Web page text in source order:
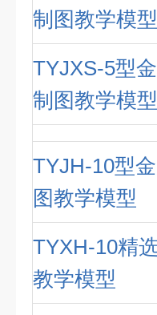
制图教学模型
TYJXS-5型
制图教学模型
TYJH-10型
图教学模型
TYXH-10精
教学模型